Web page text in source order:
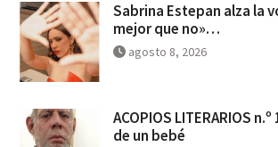
Sabrina Estepan alza la
mejor que no»…
agosto 8, 2026
ACOPIOS LITERARIOS
de un bebé